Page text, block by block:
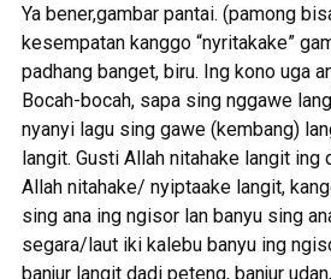
Ya bener,gambar pantai. (pamong
kesempatan kanggo “nyritakake”
padhang banget, biru. Ing kono uga
Bocah-bocah, sapa sing nggawe
nyanyi lagu sing gawe (kembang)
langit. Gusti Allah nitahake langit ing
Allah nitahake/ nyiptaake langit,
sing ana ing ngisor lan banyu sing
segara/laut iki kalebu banyu ing
banjur langit dadi peteng, banjur